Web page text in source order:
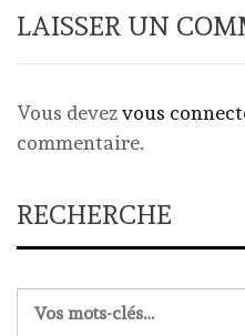
LAISSER UN
Vous devezvous
commentaire.
RECHERCHE